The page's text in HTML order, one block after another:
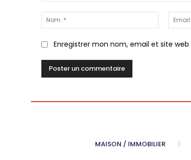
:*
Enregistrer mon nom, email et site
MAISON / IMMOBILIER